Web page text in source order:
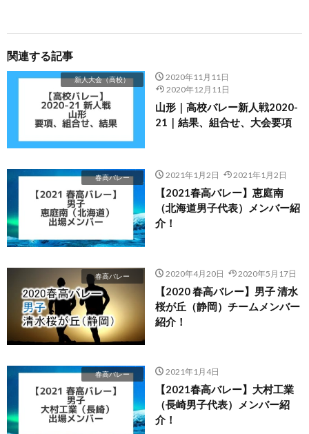
関連する記事
新人大会（高校）
2020年11月11日
2020年12月11日
山形｜高校バレー新人戦2020-
21｜結果、組合せ、大会要項
春高バレー 2021年1月2日 2021年1月2日
【2021春高バレー】恵庭南
（北海道男子代表）メンバー紹
介！
春高バレー 2020年4月20日 2020年5月17日
【2020 春高バレー】男子 清水
桜が丘（静岡）チームメンバー
紹介！
春高バレー 2021年1月4日
【2021春高バレー】大村工業
（長崎男子代表）メンバー紹
介！